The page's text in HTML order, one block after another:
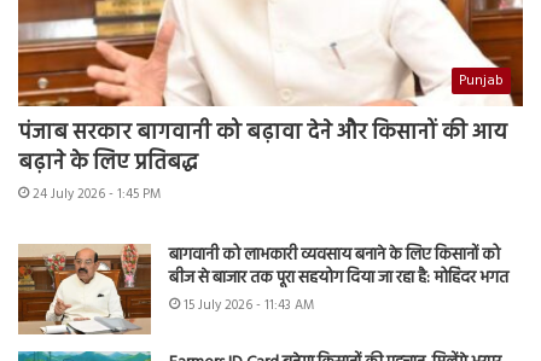
Punjab
पंजाब सरकार बागवानी को बढ़ावा देने और किसानों की आय
बढ़ाने के लिए प्रतिबद्ध
24 July 2026 - 1:45 PM
बागवानी को लाभकारी व्यवसाय बनाने के लिए किसानों को
बीज से बाजार तक पूरा सहयोग दिया जा रहा है: मोहिंदर भगत
15 July 2026 - 11:43 AM